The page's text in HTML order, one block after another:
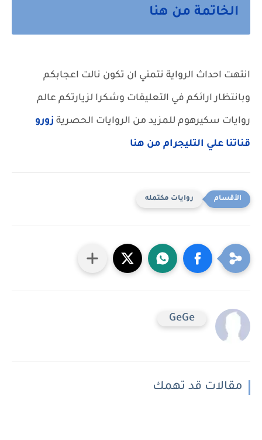
الخاتمة من هنا
انتهت احداث الرواية نتمني ان تكون نالت اعجابكم
وبانتظار ارائكم في التعليقات وشكرا لزيارتكم عالم
روايات سكيرهوم للمزيد من الروايات الحصرية زورو
قناتنا علي التليجرام من هنا
روايات مكتمله
GeGe
مقالات قد تهمك